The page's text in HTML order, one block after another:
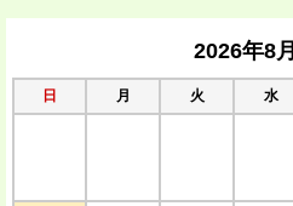
2026年8月
日 月 火 水